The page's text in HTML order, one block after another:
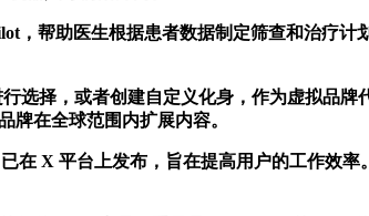
帮助医生根据患者数据制定筛查和治疗计
择，或者创建自定义化身，作为虚拟品牌
牌在全球范围内扩展内容。
X 平台上发布，旨在提高用户的工作效率